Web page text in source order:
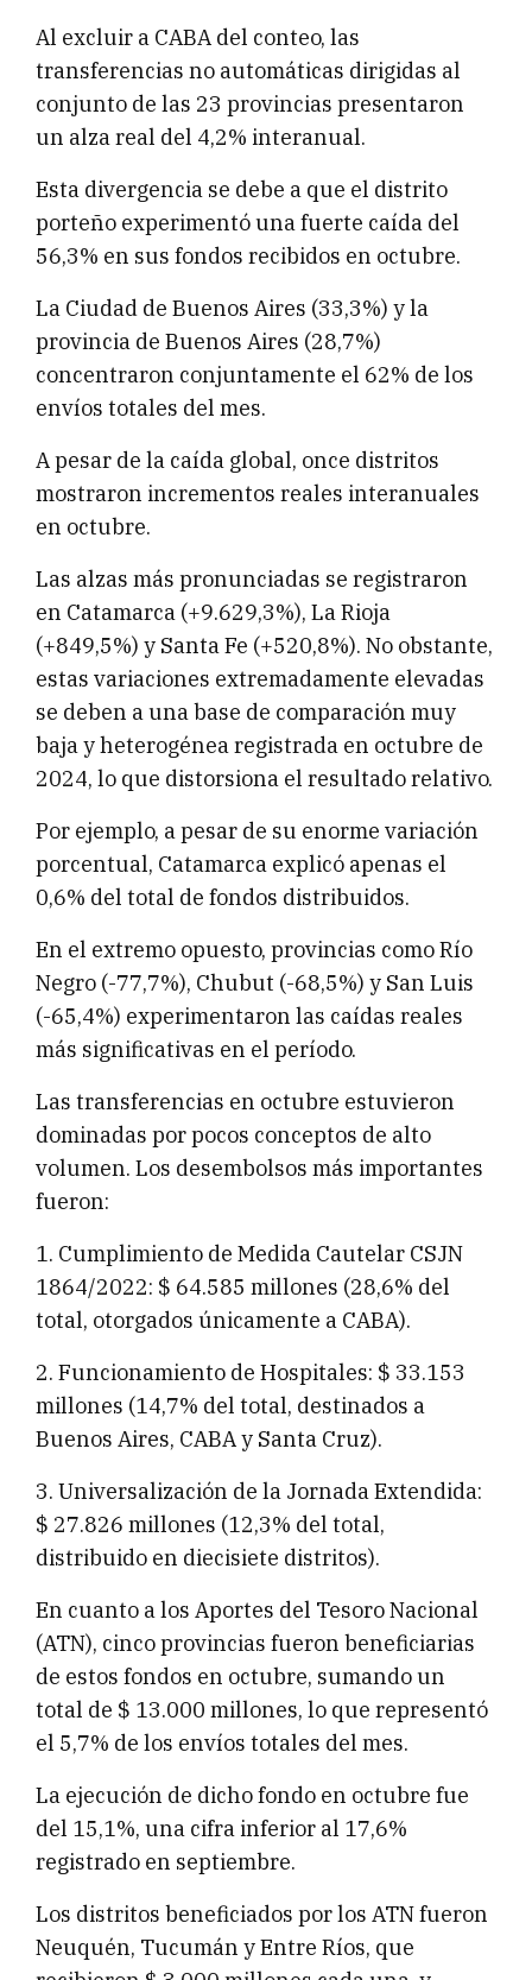
Al excluir a CABA del conteo, las
transferencias no automáticas dirigidas al
conjunto de las 23 provincias presentaron
un alza real del 4,2% interanual.
Esta divergencia se debe a que el distrito
porteño experimentó una fuerte caída del
56,3% en sus fondos recibidos en octubre.
La Ciudad de Buenos Aires (33,3%) y la
provincia de Buenos Aires (28,7%)
concentraron conjuntamente el 62% de los
envíos totales del mes.
A pesar de la caída global, once distritos
mostraron incrementos reales interanuales
en octubre.
Las alzas más pronunciadas se registraron
en Catamarca (+9.629,3%), La Rioja
(+849,5%) y Santa Fe (+520,8%). No obstante,
estas variaciones extremadamente elevadas
se deben a una base de comparación muy
baja y heterogénea registrada en octubre de
2024, lo que distorsiona el resultado relativo.
Por ejemplo, a pesar de su enorme variación
porcentual, Catamarca explicó apenas el
0,6% del total de fondos distribuidos.
En el extremo opuesto, provincias como Río
Negro (-77,7%), Chubut (-68,5%) y San Luis
(-65,4%) experimentaron las caídas reales
más significativas en el período.
Las transferencias en octubre estuvieron
dominadas por pocos conceptos de alto
volumen. Los desembolsos más importantes
fueron:
1. Cumplimiento de Medida Cautelar CSJN
1864/2022: $ 64.585 millones (28,6% del
total, otorgados únicamente a CABA).
2. Funcionamiento de Hospitales: $ 33.153
millones (14,7% del total, destinados a
Buenos Aires, CABA y Santa Cruz).
3. Universalización de la Jornada Extendida:
$ 27.826 millones (12,3% del total,
distribuido en diecisiete distritos).
En cuanto a los Aportes del Tesoro Nacional
(ATN), cinco provincias fueron beneficiarias
de estos fondos en octubre, sumando un
total de $ 13.000 millones, lo que representó
el 5,7% de los envíos totales del mes.
La ejecución de dicho fondo en octubre fue
del 15,1%, una cifra inferior al 17,6%
registrado en septiembre.
Los distritos beneficiados por los ATN fueron
Neuquén, Tucumán y Entre Ríos, que